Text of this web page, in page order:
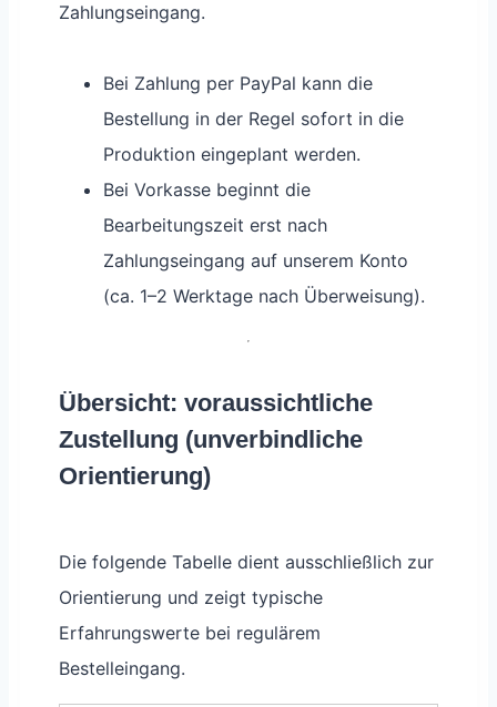
Zahlungseingang.
Bei Zahlung per PayPal kann die
Bestellung in der Regel sofort in die
Produktion eingeplant werden.
Bei Vorkasse beginnt die
Bearbeitungszeit erst nach
Zahlungseingang auf unserem Konto
(ca. 1–2 Werktage nach Überweisung).
Übersicht: voraussichtliche
Zustellung (unverbindliche
Orientierung)
Die folgende Tabelle dient ausschließlich zur
Orientierung und zeigt typische
Erfahrungswerte bei regulärem
Bestelleingang.